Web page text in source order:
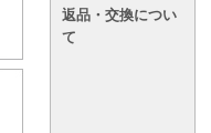
返品・交換につい
て